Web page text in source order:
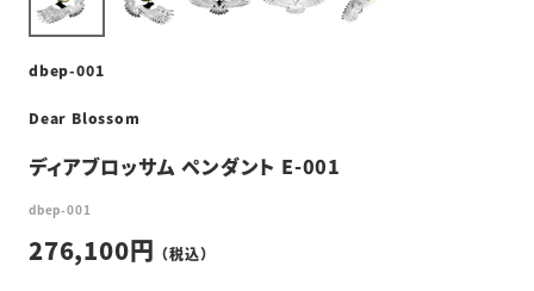
dbep-001
Dear Blossom
ディアブロッサム ペンダント E-001
dbep-001
276,100